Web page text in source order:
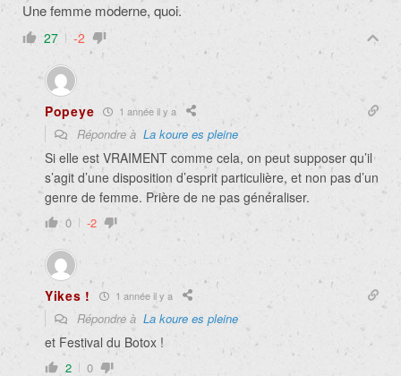
Une femme moderne, quoi.
27 -2
Popeye 1 année il y a
Répondre à La koure es pleine
Si elle est VRAIMENT comme cela, on peut supposer qu’il
s’agit d’une disposition d’esprit particulière, et non pas d’un
genre de femme. Prière de ne pas généraliser.
0 -2
Yikes ! 1 année il y a
Répondre à La koure es pleine
et Festival du Botox !
2 0